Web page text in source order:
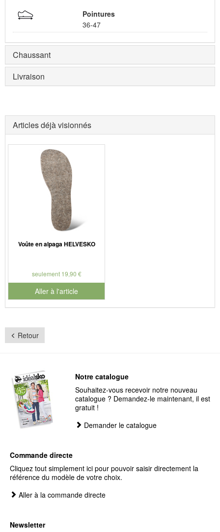
Pointures
36-47
Chaussant
Livraison
Articles déjà visionnés
Voûte en alpaga HELVESKO
seulement 19,90 €
Aller à l'article
Retour
Notre catalogue
Souhaitez-vous recevoir notre nouveau
catalogue ? Demandez-le maintenant, il est
gratuit !
Demander le catalogue
Commande directe
Cliquez tout simplement ici pour pouvoir saisir directement la
référence du modèle de votre choix.
Aller à la commande directe
Newsletter